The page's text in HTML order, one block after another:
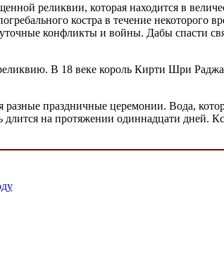
реликвии, которая находится в
костра в течение
конфликты и войны. Дабы спасти
В 18 веке король Кирти Шри
праздничные церемонии. Вода,
длится на протяжении одиннадцати дней.